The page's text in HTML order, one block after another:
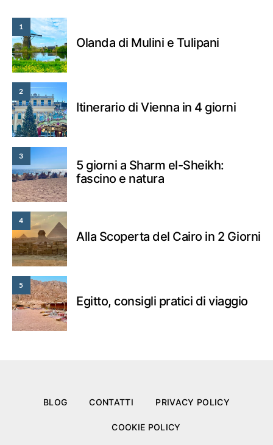
1
Olanda di Mulini e Tulipani
2
Itinerario di Vienna in 4 giorni
3
5 giorni a Sharm el-Sheikh:
fascino e natura
4
Alla Scoperta del Cairo in 2 Giorni
5
Egitto, consigli pratici di viaggio
BLOG CONTATTI PRIVACY POLICY
COOKIE POLICY